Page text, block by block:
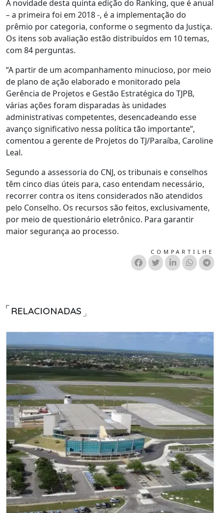
A novidade desta quinta edição do Ranking, que é anual
– a primeira foi em 2018 -, é a implementação do
prêmio por categoria, conforme o segmento da Justiça.
Os itens sob avaliação estão distribuídos em 10 temas,
com 84 perguntas.
“A partir de um acompanhamento minucioso, por meio
de plano de ação elaborado e monitorado pela
Gerência de Projetos e Gestão Estratégica do TJPB,
várias ações foram disparadas às unidades
administrativas competentes, desencadeando esse
avanço significativo nessa política tão importante”,
comentou a gerente de Projetos do TJ/Paraíba, Caroline
Leal.
Segundo a assessoria do CNJ, os tribunais e conselhos
têm cinco dias úteis para, caso entendam necessário,
recorrer contra os itens considerados não atendidos
pelo Conselho. Os recursos são feitos, exclusivamente,
por meio de questionário eletrônico. Para garantir
maior segurança ao processo.
COMPARTILHE
RELACIONADAS